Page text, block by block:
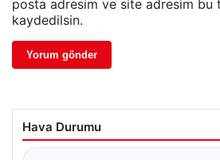
posta adresim ve site adresim bu
kaydedilsin.
Hava Durumu